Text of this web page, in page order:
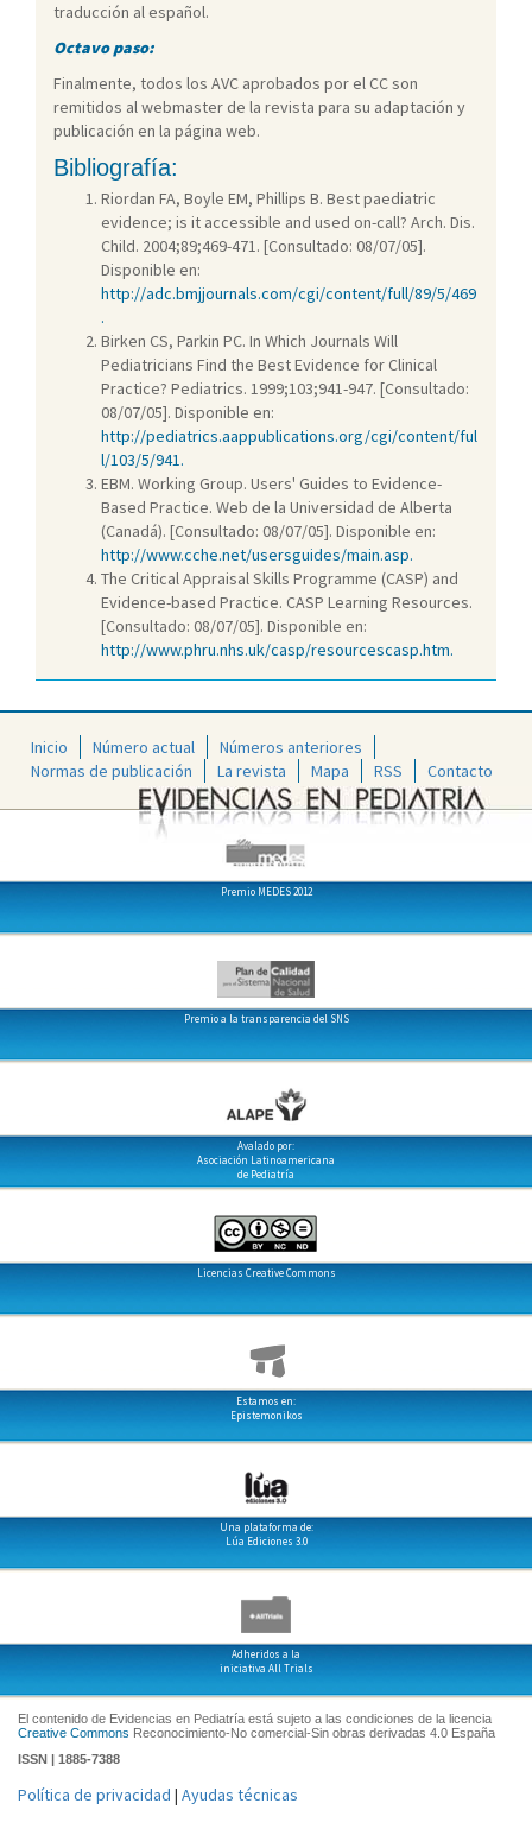
traducción al español.
Octavo paso:
Finalmente, todos los AVC aprobados por el CC son
remitidos al webmaster de la revista para su adaptación y
publicación en la página web.
Bibliografía:
Riordan FA, Boyle EM, Phillips B. Best paediatric
evidence; is it accessible and used on-call? Arch. Dis.
Child. 2004;89;469-471. [Consultado: 08/07/05].
Disponible en:
http://adc.bmjjournals.com/cgi/content/full/89/5/469
.
Birken CS, Parkin PC. In Which Journals Will
Pediatricians Find the Best Evidence for Clinical
Practice? Pediatrics. 1999;103;941-947. [Consultado:
08/07/05]. Disponible en:
http://pediatrics.aappublications.org/cgi/content/ful
l/103/5/941.
EBM. Working Group. Users' Guides to Evidence-
Based Practice. Web de la Universidad de Alberta
(Canadá). [Consultado: 08/07/05]. Disponible en:
http://www.cche.net/usersguides/main.asp.
The Critical Appraisal Skills Programme (CASP) and
Evidence-based Practice. CASP Learning Resources.
[Consultado: 08/07/05]. Disponible en:
http://www.phru.nhs.uk/casp/resourcescasp.htm.
Inicio Número actual
Números anteriores
Normas de publicación
La revista Mapa RSS Contacto
Premio MEDES 2012
Premio a la transparencia del SNS
Avalado por:
Asociación Latinoamericana
de Pediatría
Licencias Creative Commons
Estamos en:
Epistemonikos
Una plataforma de:
Lúa Ediciones 3.0
Adheridos a la
iniciativa All Trials
El contenido de Evidencias en Pediatría está sujeto a las condiciones de la licencia
Creative Commons Reconocimiento-No comercial-Sin obras derivadas 4.0 España
ISSN | 1885-7388
Política de privacidad | Ayudas técnicas